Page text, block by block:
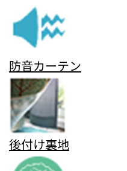
防音カーテン
後付け裏地